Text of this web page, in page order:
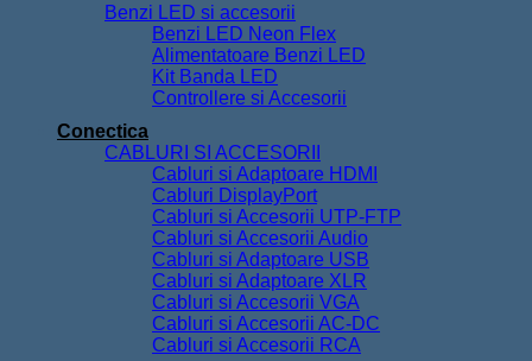
Benzi LED si accesorii
Benzi LED Neon Flex
Alimentatoare Benzi LED
Kit Banda LED
Controllere si Accesorii
Conectica
CABLURI SI ACCESORII
Cabluri si Adaptoare HDMI
Cabluri DisplayPort
Cabluri si Accesorii UTP-FTP
Cabluri si Accesorii Audio
Cabluri si Adaptoare USB
Cabluri si Adaptoare XLR
Cabluri si Accesorii VGA
Cabluri si Accesorii AC-DC
Cabluri si Accesorii RCA